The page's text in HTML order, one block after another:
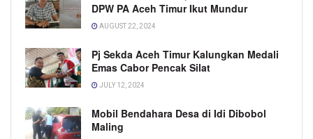
DPW PA Aceh Timur Ikut Mundur
AUGUST 22, 2024
Pj Sekda Aceh Timur Kalungkan Medali
Emas Cabor Pencak Silat
JULY 12, 2024
Mobil Bendahara Desa di Idi Dibobol
Maling